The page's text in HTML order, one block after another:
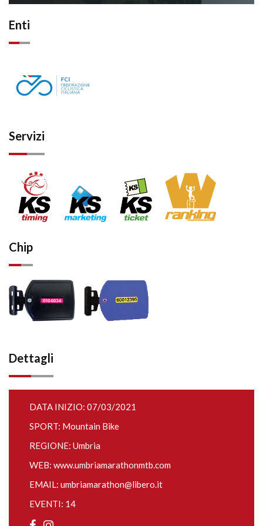
Enti
Servizi
Chip
Dettagli
DATA INIZIO: 07/03/2021
SPORT: Mountain Bike
REGIONE: Umbria
WEB: www.umbriamarathonmtb.com
EMAIL: umbriamarathon@libero.it
EVENTI: 14